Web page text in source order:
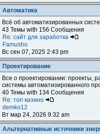
Автоматика
Всё об автоматизированных
43 Темы with 156 Сообщения
Re: сайт для заработка
Famusho
Вс сен 07, 2025 2:43 pm
Проектирование
Все о проектировании: проекты,
системы автоматизированного
40 Темы with 134 Сообщения
Re: топ казино
demko12
Вт мар 24, 2026 9:32 am
Альтернативные источники